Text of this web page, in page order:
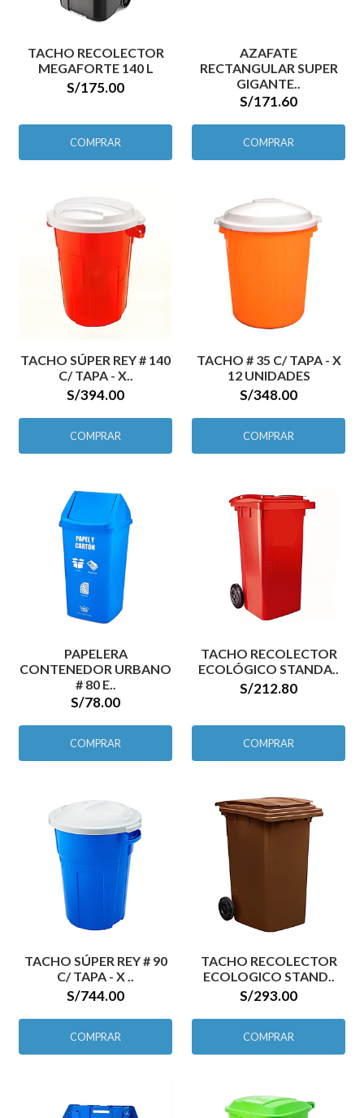
TACHO RECOLECTOR
MEGAFORTE 140 L
S/175.00
COMPRAR
AZAFATE
RECTANGULAR SUPER
GIGANTE..
S/171.60
COMPRAR
TACHO SÚPER REY # 140
C/ TAPA - X..
S/394.00
COMPRAR
TACHO # 35 C/ TAPA - X
12 UNIDADES
S/348.00
COMPRAR
PAPELERA
CONTENEDOR URBANO
# 80 E..
S/78.00
COMPRAR
TACHO RECOLECTOR
ECOLÓGICO STANDA..
S/212.80
COMPRAR
TACHO SÚPER REY # 90
C/ TAPA - X ..
S/744.00
COMPRAR
TACHO RECOLECTOR
ECOLOGICO STAND..
S/293.00
COMPRAR